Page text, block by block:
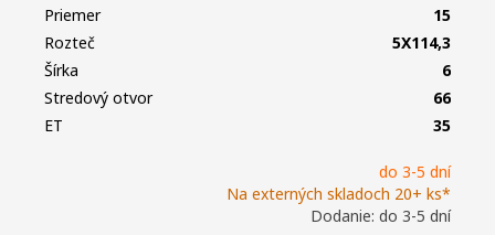
do 3-5 dní
Na externých skladoch 20+ ks*
Dodanie: do 3-5 dní
Priemer
15
Rozteč
5X114,3
Šírka
6
Stredový otvor
66
ET
35